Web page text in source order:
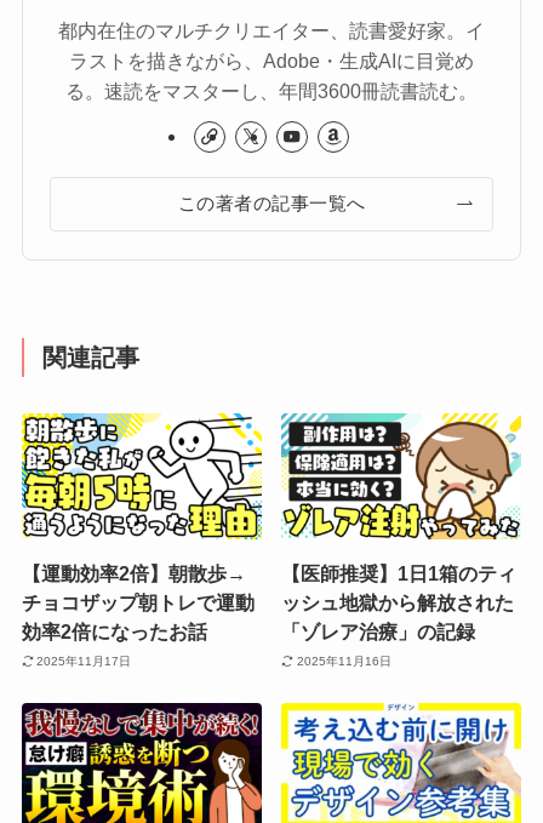
都内在住のマルチクリエイター、読書愛好家。イ
ラストを描きながら、Adobe・生成AIに目覚め
る。速読をマスターし、年間3600冊読書読む。
この著者の記事一覧へ
関連記事
【運動効率2倍】朝散歩→
チョコザップ朝トレで運動
効率2倍になったお話
2025年11月17日
【医師推奨】1日1箱のティ
ッシュ地獄から解放された
「ゾレア治療」の記録
2025年11月16日